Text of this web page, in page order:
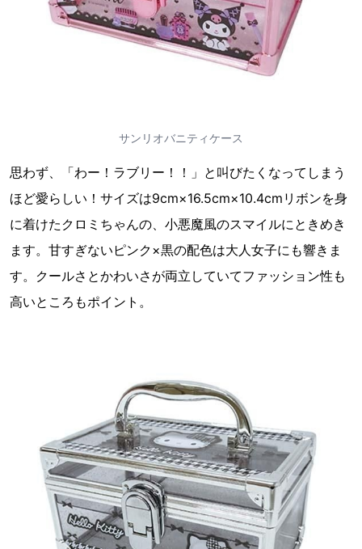
サンリオバニティケース
思わず、「わー！ラブリー！！」と叫びたくなってしまう
ほど愛らしい！サイズは9cm×16.5cm×10.4cmリボンを身
に着けたクロミちゃんの、小悪魔風のスマイルにときめき
ます。甘すぎないピンク×黒の配色は大人女子にも響きま
す。クールさとかわいさが両立していてファッション性も
高いところもポイント。